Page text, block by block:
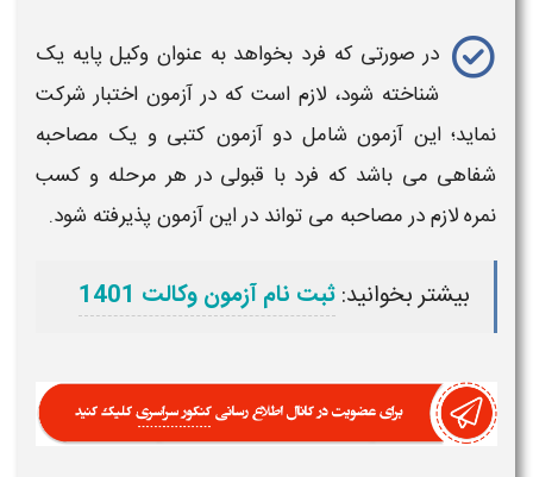
در صورتی که فرد بخواهد به عنوان وکیل پایه یک
شناخته شود، لازم است که درآزمون اختبار شرکت
نماید؛ این آزمون شامل دو آزمون کتبی و یک مصاحبه
شفاهی می باشد که فرد با قبولی در هر مرحله و کسب
نمره لازم در مصاحبه می تواند در این آزمون پذیرفته شود.
بیشتر بخوانید:ثبت نام آزمون وکالت 1401